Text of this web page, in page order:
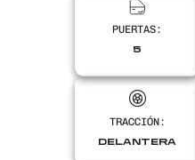
Encontranos en
PUERTAS:
5
TRACCIÓN:
DELANTERA